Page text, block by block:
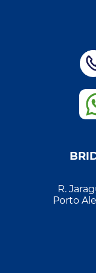
R.
Porto